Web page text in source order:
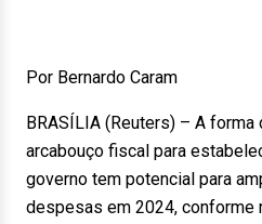
Por Bernardo Caram
BRASÍLIA (Reuters) – A
arcabouço fiscal para
governo tem potencial para
despesas em 2024, conforme